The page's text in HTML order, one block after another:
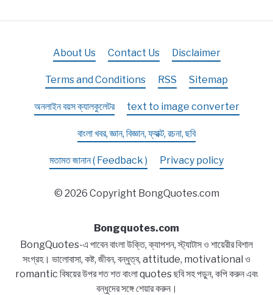
About Us Contact Us Disclaimer
Terms and Conditions RSS Sitemap
অনলাইন বয়স ক্যালকুলেটর text to image converter
বাংলা খবর, জ্ঞান, বিজ্ঞান, ফ্যাক্ট, রচনা, ছবি
মতামত জানান ( Feedback ) Privacy policy
© 2026 Copyright BongQuotes.com
Bongquotes.com
BongQuotes-এ পাবেন বাংলা উক্তি, ক্যাপশন, স্ট্যাটাস ও শায়েরীর বিশাল
সংগ্রহ। ভালোবাসা, কষ্ট, জীবন, বন্ধুত্ব, attitude, motivational ও
romantic বিষয়ের উপর শত শত বাংলা quotes ছবি সহ পড়ুন, কপি করুন এবং
বন্ধুদের সঙ্গে শেয়ার করুন।